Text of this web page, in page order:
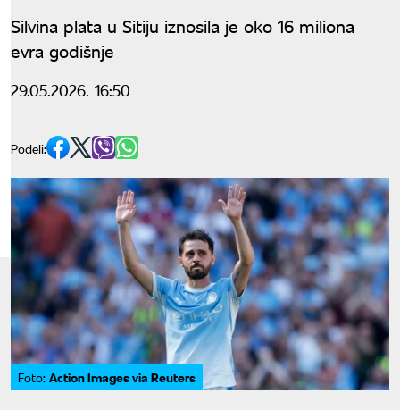
Silvina plata u Sitiju iznosila je oko 16 miliona
evra godišnje
29.05.2026. 16:50
Podeli:
Foto: Action Images via Reuters